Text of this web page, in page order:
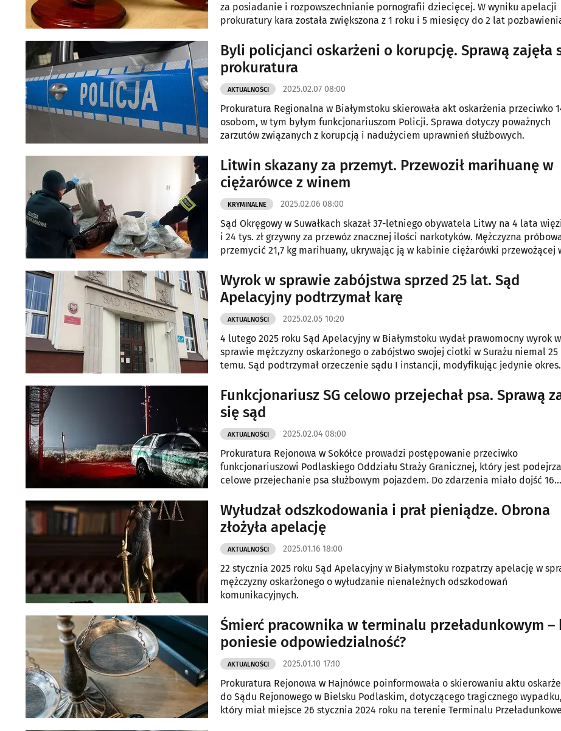
za posiadanie i rozpowszechnianie pornografii dziecięcej. W wyniku apelacji
prokuratury kara została zwiększona z 1 roku i 5 miesięcy do 2 lat
Byli policjanci oskarżeni o korupcję. Sprawą zajęła
prokuratura
AKTUALNOŚCI 2025.02.07 08:00
Prokuratura Regionalna w Białymstoku skierowała akt oskarżenia przeciwko
osobom, w tym byłym funkcjonariuszom Policji. Sprawa dotyczy poważnych
zarzutów związanych z korupcją i nadużyciem uprawnień służbowych.
Litwin skazany za przemyt. Przewoził marihuanę w
ciężarówce z winem
KRYMINALNE 2025.02.06 08:00
Sąd Okręgowy w Suwałkach skazał 37-letniego obywatela Litwy na 4 lata
i 24 tys. zł grzywny za przewóz znacznej ilości narkotyków. Mężczyzna
przemycić 21,7 kg marihuany, ukrywając ją w kabinie ciężarówki przewożącej
Wyrok w sprawie zabójstwa sprzed 25 lat. Sąd
Apelacyjny podtrzymał karę
AKTUALNOŚCI 2025.02.05 10:20
4 lutego 2025 roku Sąd Apelacyjny w Białymstoku wydał prawomocny wyrok w
sprawie mężczyzny oskarżonego o zabójstwo swojej ciotki w Surażu niemal
temu. Sąd podtrzymał orzeczenie sądu I instancji, modyfikując jedynie okres
posiłkowych po 100 tys. złotych tytułem częściowego zadośćuczynienia za
krzywdę.
Funkcjonariusz SG celowo przejechał psa. Sprawą
się sąd
AKTUALNOŚCI 2025.02.04 08:00
Prokuratura Rejonowa w Sokółce prowadzi postępowanie przeciwko
funkcjonariuszowi Podlaskiego Oddziału Straży Granicznej, który jest
celowe przejechanie psa służbowym pojazdem. Do zdarzenia miało dojść 16
granicznego numer 594 na terenie gminy Nowy Dwór.
Wyłudzał odszkodowania i prał pieniądze. Obrona
złożyła apelację
AKTUALNOŚCI 2025.01.16 18:00
22 stycznia 2025 roku Sąd Apelacyjny w Białymstoku rozpatrzy apelację w
mężczyzny oskarżonego o wyłudzanie nienależnych odszkodowań
komunikacyjnych.
Śmierć pracownika w terminalu przeładunkowym –
poniesie odpowiedzialność?
AKTUALNOŚCI 2025.01.10 17:10
Prokuratura Rejonowa w Hajnówce poinformowała o skierowaniu aktu
do Sądu Rejonowego w Bielsku Podlaskim, dotyczącego tragicznego wypadku,
który miał miejsce 26 stycznia 2024 roku na terenie Terminalu